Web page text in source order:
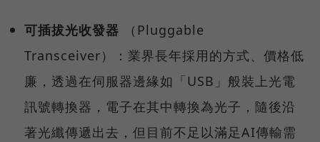
可插拔光收發器 （Pluggable
Transceiver）：業界長年採用的方式、價格低
廉，透過在伺服器邊緣如「USB」般裝上光電
訊號轉換器，電子在其中轉換為光子，隨後沿
著光纖傳遞出去，但目前不足以滿足AI傳輸需